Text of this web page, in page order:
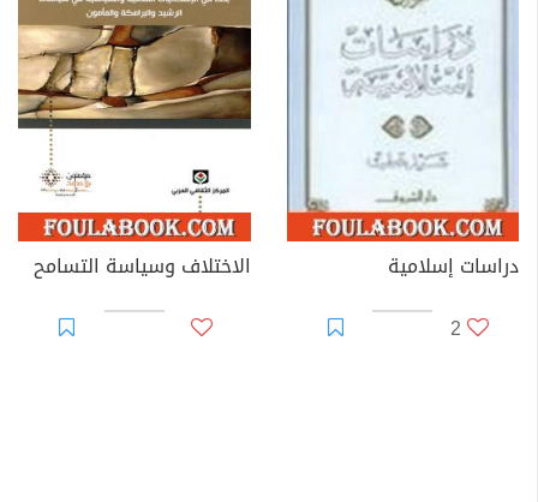
دراسات إسلامية
2
الاختلاف وسياسة التسامح